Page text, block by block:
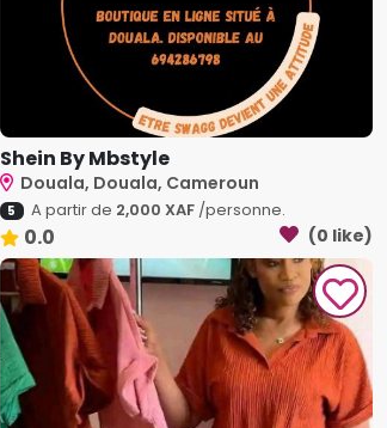
Shein By Mbstyle
Douala, Douala, Cameroun
5 A partir de 2,000 XAF/personne.
0.0 (0 like)